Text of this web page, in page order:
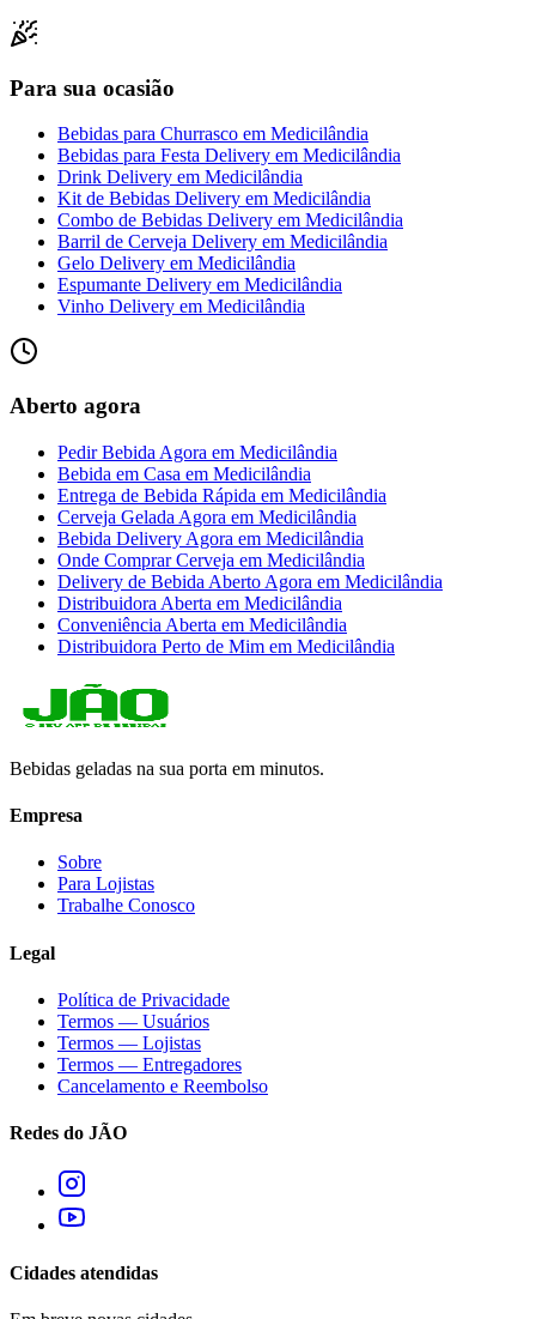
Para sua ocasião
Bebidas para Churrasco em Medicilândia
Bebidas para Festa Delivery em Medicilândia
Drink Delivery em Medicilândia
Kit de Bebidas Delivery em Medicilândia
Combo de Bebidas Delivery em Medicilândia
Barril de Cerveja Delivery em Medicilândia
Gelo Delivery em Medicilândia
Espumante Delivery em Medicilândia
Vinho Delivery em Medicilândia
Aberto agora
Pedir Bebida Agora em Medicilândia
Bebida em Casa em Medicilândia
Entrega de Bebida Rápida em Medicilândia
Cerveja Gelada Agora em Medicilândia
Bebida Delivery Agora em Medicilândia
Onde Comprar Cerveja em Medicilândia
Delivery de Bebida Aberto Agora em Medicilândia
Distribuidora Aberta em Medicilândia
Conveniência Aberta em Medicilândia
Distribuidora Perto de Mim em Medicilândia
Bebidas geladas na sua porta em minutos.
Empresa
Sobre
Para Lojistas
Trabalhe Conosco
Legal
Política de Privacidade
Termos — Usuários
Termos — Lojistas
Termos — Entregadores
Cancelamento e Reembolso
Redes do JÃO
Cidades atendidas